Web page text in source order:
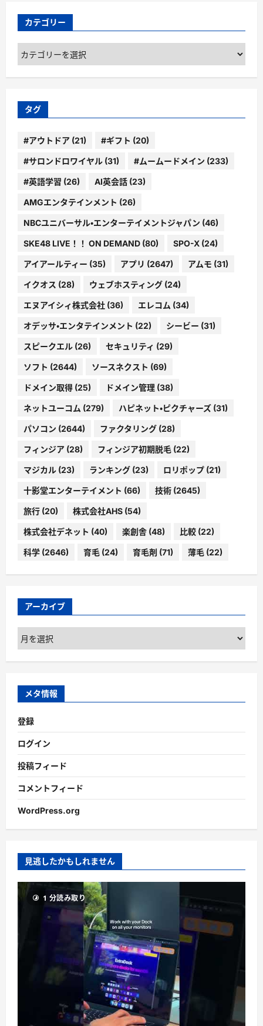
カテゴリー
カ
テ
ゴ
ー
タグ
#アウトドア (21) #ギフト (20)
#サロンドロワイヤル (31) #ムームードメイン (233)
#英語学習 (26) AI英会話 (23)
AMGエンタテインメント (26)
NBCユニバーサル・エンターテイメントジャパン (46)
SKE48 LIVE！！ ON DEMAND (80) SPO-X (24)
アイアールティー (35) アプリ (2647) アムモ (31)
イクオス (28) ウェブホスティング (24)
エヌアイシィ株式会社 (36) エレコム (34)
オデッサ・エンタテインメント (22) シービー (31)
スピークエル (26) セキュリティ (29)
ソフト (2644) ソースネクスト (69)
ドメイン取得 (25) ドメイン管理 (38)
ネットユーコム (279) ハピネット・ピクチャーズ (31)
パソコン (2644) ファクタリング (28)
フィンジア (28) フィンジア初期脱毛 (22)
マジカル (23) ランキング (23) ロリポップ (21)
十影堂エンターテイメント (66) 技術 (2645)
旅行 (20) 株式会社AHS (54)
株式会社デネット (40) 楽創舎 (48) 比較 (22)
科学 (2646) 育毛 (24) 育毛剤 (71) 薄毛 (22)
アーカイブ
ア
ー
カ
ブ
メタ情報
登録
ログイン
投稿フィード
コメントフィード
WordPress.org
見逃したかもしれません
1 分読み取り